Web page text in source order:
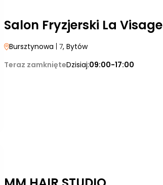
Salon Fryzjerski La Visage
Bursztynowa | 7, Bytów
Teraz zamknięteDzisiaj:09:00-17:00